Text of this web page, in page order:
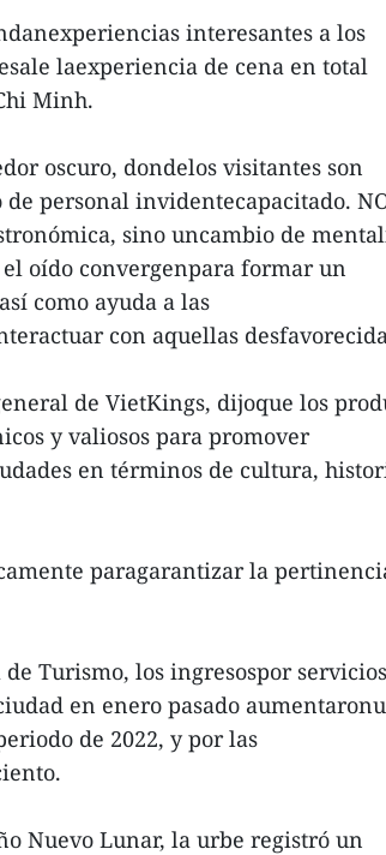
interesantes a los
laexperiencia de cena en total
Minh.
oscuro, dondelos visitantes son
personal invidentecapacitado.
sino uncambio de
oído convergenpara formar un
como ayuda a las
con aquellas
de VietKings, dijoque los
y valiosos para promover
en términos de cultura,
paragarantizar la
Turismo, los ingresospor
en enero pasado
de 2022, y por las
Nuevo Lunar, la urbe registró un